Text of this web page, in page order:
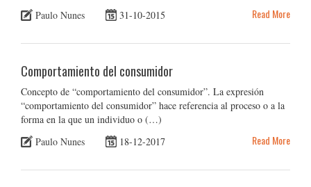
Paulo Nunes
31-10-2015 Read More
Comportamiento del consumidor
Concepto de “comportamiento del consumidor”. La expresión
“comportamiento del consumidor” hace referencia al proceso o a la
forma en la que un individuo o (…)
Paulo Nunes
18-12-2017 Read More